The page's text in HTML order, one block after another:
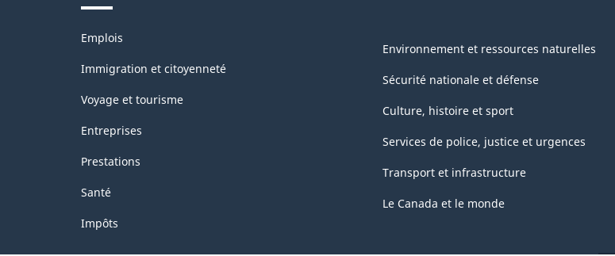
version
1.0
-
Structure
classification
Thèmes
sujets
Emplois
Immigration et citoyenneté
Voyage et tourisme
Entreprises
Prestations
Santé
Impôts
Environnement et ressources naturelles
Sécurité nationale et défense
Culture, histoire et sport
Services de police, justice et urgences
Transport et infrastructure
Le Canada et le monde